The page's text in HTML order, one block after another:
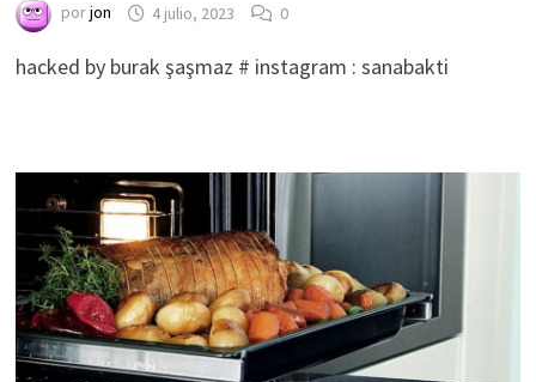
porjon 4 julio, 2023 0
hacked by burak şaşmaz # instagram : sanabakti